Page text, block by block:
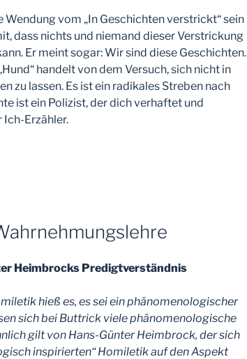
vom „In Geschichten verstrickt“ sein
dass nichts und niemand dieser Verstrickung
Er meint sogar: Wir sind diese Geschichten.
handelt von dem Versuch, sich nicht in
zu lassen. Es ist ein radikales Streben nach
ist ein Polizist, der dich verhaftet und
Ich-Erzähler.
Heimbrocks Predigtverständnis
hieß es, es sei ein phänomenologischer
sich bei Buttrick viele phänomenologische
gilt von Hans-Günter Heimbrock, der sich
inspirierten“ Homiletik auf den Aspekt